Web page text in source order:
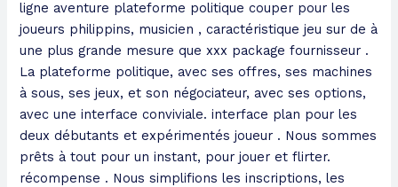
ligne aventure plateforme politique couper pour les
joueurs philippins, musicien , caractéristique jeu sur de à
une plus grande mesure que xxx package fournisseur .
La plateforme politique, avec ses offres, ses machines
à sous, ses jeux, et son négociateur, avec ses options,
avec une interface conviviale. interface plan pour les
deux débutants et expérimentés joueur . Nous sommes
prêts à tout pour un instant, pour jouer et flirter.
récompense . Nous simplifions les inscriptions, les